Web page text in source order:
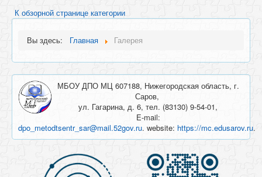
К обзорной странице категории
Вы здесь: Главная Галерея
МБОУ ДПО МЦ 607188, Нижегородская область, г.
Саров,
ул. Гагарина, д. 6, тел. (83130) 9-54-01,
E-mail:
dpo_metodtsentr_sar@mail.52gov.ru. website: https://mc.edusarov.ru.